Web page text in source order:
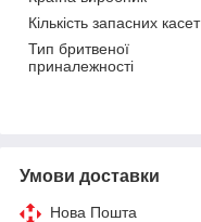
Кількість запасних касет
Тип бритвеної
приналежності
Умови доставки
Нова Пошта